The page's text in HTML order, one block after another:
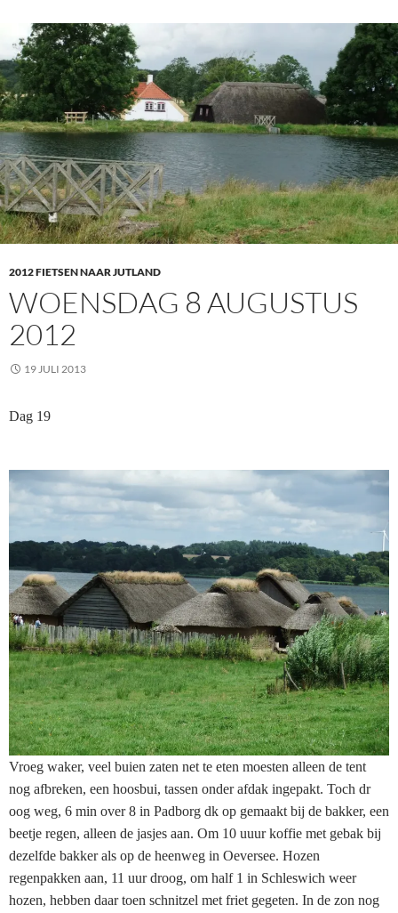
2012 FIETSEN NAAR JUTLAND
WOENSDAG 8 AUGUSTUS
2012
19 JULI 2013
Dag 19
Vroeg waker, veel buien zaten net te eten moesten alleen de tent
nog afbreken, een hoosbui, tassen onder afdak ingepakt. Toch dr
oog weg, 6 min over 8 in Padborg dk op gemaakt bij de bakker, een
beetje regen, alleen de jasjes aan. Om 10 uuur koffie met gebak bij
dezelfde bakker als op de heenweg in Oeversee. Hozen
regenpakken aan, 11 uur droog, om half 1 in Schleswich weer
hozen, hebben daar toen schnitzel met friet gegeten. In de zon nog